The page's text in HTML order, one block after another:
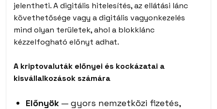
jelentheti. A digitális hitelesítés, az ellátási lánc
követhetősége vagy a digitális vagyonkezelés
mind olyan területek, ahol a blokklánc
kézzelfogható előnyt adhat.
A kriptovaluták előnyei és kockázatai a
kisvállalkozások számára
Előnyök — gyors nemzetközi fizetés,